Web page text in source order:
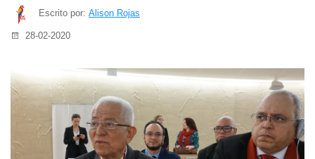
Escrito por: Alison Rojas
28-02-2020